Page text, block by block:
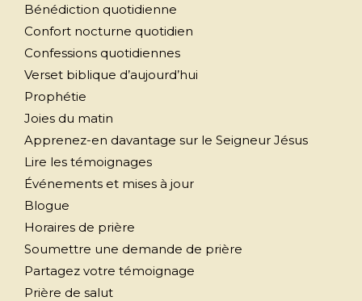
Bénédiction quotidienne
Confort nocturne quotidien
Confessions quotidiennes
Verset biblique d’aujourd’hui
Prophétie
Joies du matin
Apprenez-en davantage sur le Seigneur Jésus
Lire les témoignages
Événements et mises à jour
Blogue
Horaires de prière
Soumettre une demande de prière
Partagez votre témoignage
Prière de salut